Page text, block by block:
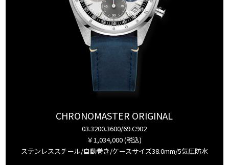
CHRONOMASTER ORIGINAL
03.3200.3600/69.C902
￥1,034,000 (税込)
ステンレススチール/自動巻き/ケースサイズ38.0mm/5気圧防水